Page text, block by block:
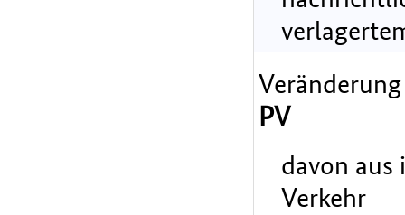
PV
davon
Verkehr